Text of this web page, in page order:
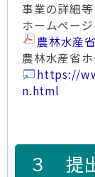
事業の詳細
ホームペー
農林水産
農林水産省
https://
n.html
３ 提